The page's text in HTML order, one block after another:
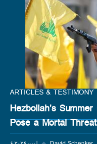
ARTICLES & TESTIMONY
Hezbollah’s
Pose a Mortal